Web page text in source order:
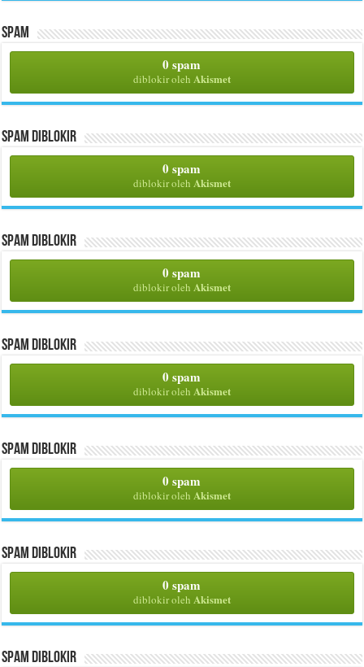
Spam
0 spam
diblokir oleh Akismet
Spam Diblokir
0 spam
diblokir oleh Akismet
Spam Diblokir
0 spam
diblokir oleh Akismet
Spam Diblokir
0 spam
diblokir oleh Akismet
Spam Diblokir
0 spam
diblokir oleh Akismet
Spam Diblokir
0 spam
diblokir oleh Akismet
Spam Diblokir